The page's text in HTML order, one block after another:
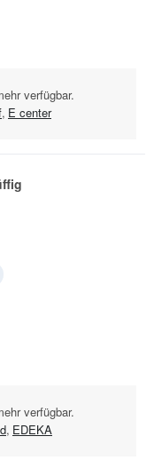
verfügbar.
, E center
verfügbar.
, EDEKA